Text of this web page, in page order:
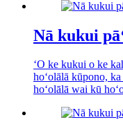
Nā kukui
ʻO ke kukui o ke
hoʻolālā kūpono,
hoʻolālā wai kū